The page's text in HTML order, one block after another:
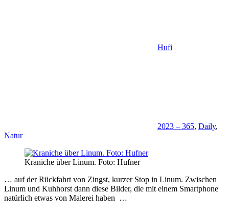
Hufi
2023 – 365, Daily,
Natur
Kraniche über Linum. Foto: Hufner
… auf der Rückfahrt von Zingst, kurzer Stop in Linum. Zwischen
Linum und Kuhhorst dann diese Bilder, die mit einem Smartphone
natürlich etwas von Malerei haben …